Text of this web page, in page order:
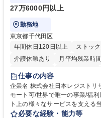
27万6000円以上
勤務地
東京都千代田区
年間休日120日以上
ストッ
介護休暇あり
月平均残業時
住宅手当あり
完全週休2日制
交通費支給
仕事の内容
企業名 株式会社日本レジストリサービス 求人名 【総務】
モート可/世界で唯一の事業/福利厚生◎/再雇用有
ト上の様々なサービスを支える
討、イベント運営などの幅広い
必要な経験・能力等